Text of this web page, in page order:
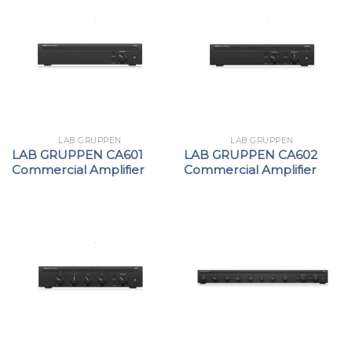
LAB GRUPPEN
LAB GRUPPEN CA601
Commercial Amplifier
LAB GRUPPEN
LAB GRUPPEN CA602
Commercial Amplifier